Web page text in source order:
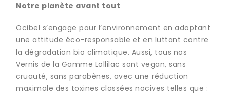
Notre planète avant tout
Ocibel s’engage pour l’environnement en adoptant
une attitude éco-responsable et en luttant contre
la dégradation bio climatique. Aussi, tous nos
Vernis de la Gamme Lollilac sont vegan, sans
cruauté, sans parabènes, avec une réduction
maximale des toxines classées nocives telles que :